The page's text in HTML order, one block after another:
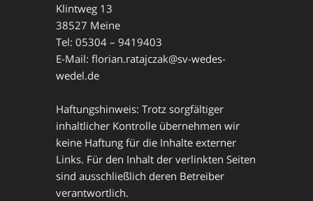
Klintweg 13
38527 Meine
Tel: 05304 – 9419403
E-Mail: florian.ratajczak@sv-wedes-
wedel.de
Haftungshinweis: Trotz sorgfältiger
inhaltlicher Kontrolle übernehmen wir
keine Haftung für die Inhalte externer
Links. Für den Inhalt der verlinkten Seiten
sind ausschließlich deren Betreiber
verantwortlich.